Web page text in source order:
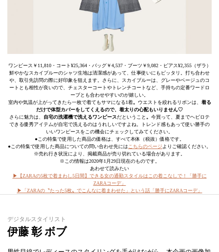
ワンピース￥11,810・コート¥25,364・バッグ￥4,537・ブーツ￥9,082・ピアス¥2,355（ザラ）
鮮やかなスカイブルーのシャツ生地は清潔感があって、仕事使いにもピッタリ。打ち合わせ
や、取引先訪問の際に好印象を狙えます。さらに、スカイブルーは、グレーやベージュのコ
ートとも相性が良いので、チェスターコートやトレンチコートなど、手持ちの定番ワードロ
ーブとも合わせやすいのが嬉しい。
室内や気温が上がってきたら一枚で着てもサマになる1着。 ウエストを絞れるリボンは、 着る
だけで体型カバーをしてくえるので、着太りの心配もいりません♡
さらに魅力は、 自宅の洗濯機で洗えるワンピースだということ 。 今買って、夏までヘビロテ
できる優秀アイテムが自宅で洗えるのはうれしいですよね。トレンド感もあって使い勝手の
いいワンピースをこの機会にチェックしてみてください。
●この特集で使用した商品の価格は、すべて本体（税抜）価格です。
●この特集で使用した商品についての問い合わせ先にはこちらのページよりご確認ください。
※売れ行き状況により、掲載商品が売り切れている場合があります。
※この情報は2020年1月29日現在のものです。
あわせて読みたい
▶︎【ZARAの5枚で着まわし5日間】できる女の通勤スタイルはこの着こなしで！「勝手に
ZARAコーデ」
▶︎「ZARAの〝たった5枚〟でこんなに着まわせた」という話「勝手にZARAコーデ」
デジタルスタイリスト
伊藤 彰 ボブ